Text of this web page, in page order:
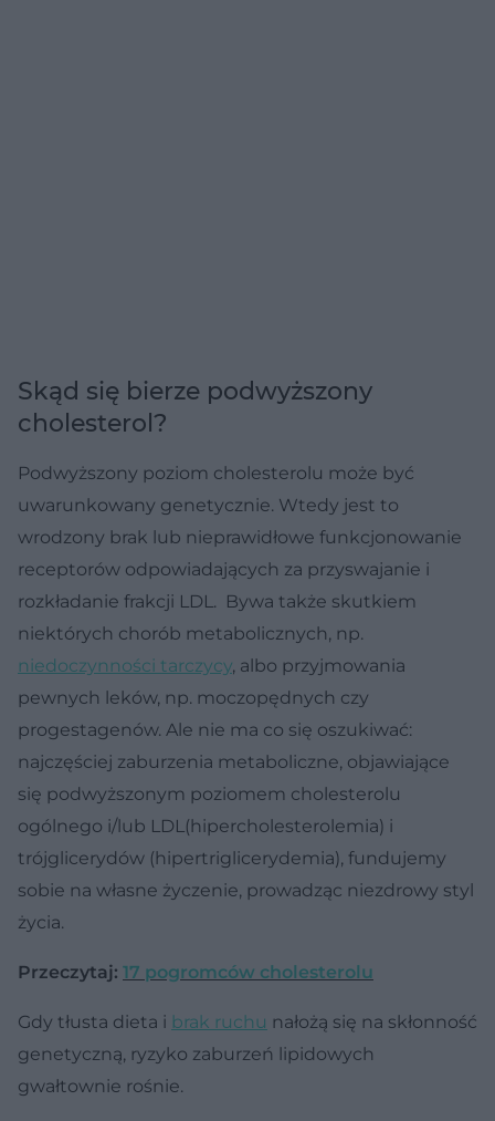
Skąd się bierze podwyższony
cholesterol?
Podwyższony poziom cholesterolu może być
uwarunkowany genetycznie. Wtedy jest to
wrodzony brak lub nieprawidłowe funkcjonowanie
receptorów odpowiadających za przyswajanie i
rozkładanie frakcji LDL. Bywa także skutkiem
niektórych chorób metabolicznych, np.
niedoczynności tarczycy, albo przyjmowania
pewnych leków, np. moczopędnych czy
progestagenów. Ale nie ma co się oszukiwać:
najczęściej zaburzenia metaboliczne, objawiające
się podwyższonym poziomem cholesterolu
ogólnego i/lub LDL(hipercholesterolemia) i
trójglicerydów (hipertriglicerydemia), fundujemy
sobie na własne życzenie, prowadząc niezdrowy styl
życia.
Przeczytaj: 17 pogromców cholesterolu
Gdy tłusta dieta i brak ruchu nałożą się na skłonność
genetyczną, ryzyko zaburzeń lipidowych
gwałtownie rośnie.